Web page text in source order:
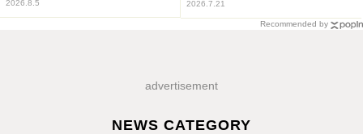
2026.8.5 2026.7.21
Recommended by
advertisement
NEWS CATEGORY